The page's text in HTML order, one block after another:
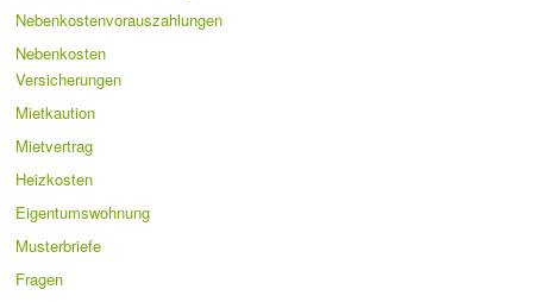
Nebenkostenvorauszahlungen
Nebenkosten
Versicherungen
Mietkaution
Mietvertrag
Heizkosten
Eigentumswohnung
Musterbriefe
Fragen